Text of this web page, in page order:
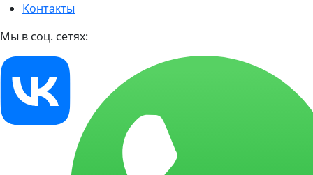
Контакты
Мы в соц. сетях: